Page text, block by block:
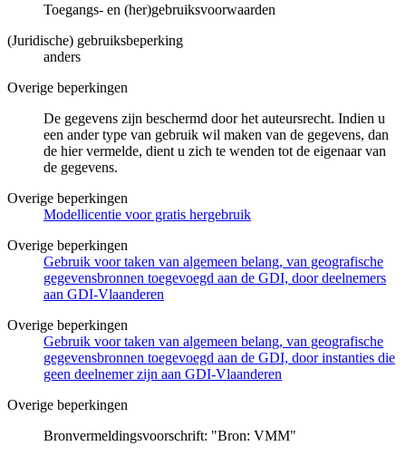
Toegangs- en (her)gebruiksvoorwaarden
(Juridische) gebruiksbeperking
anders
Overige beperkingen
De gegevens zijn beschermd door het auteursrecht. Indien u
een ander type van gebruik wil maken van de gegevens, dan
de hier vermelde, dient u zich te wenden tot de eigenaar van
de gegevens.
Overige beperkingen
Modellicentie voor gratis hergebruik
Overige beperkingen
Gebruik voor taken van algemeen belang, van geografische
gegevensbronnen toegevoegd aan de GDI, door deelnemers
aan GDI-Vlaanderen
Overige beperkingen
Gebruik voor taken van algemeen belang, van geografische
gegevensbronnen toegevoegd aan de GDI, door instanties die
geen deelnemer zijn aan GDI-Vlaanderen
Overige beperkingen
Bronvermeldingsvoorschrift: "Bron: VMM"